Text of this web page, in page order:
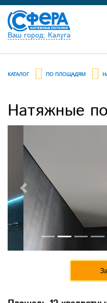
Ваш город: Калуга
КАТАЛОГ ПО ПЛОЩАДЯМ
Натяжные
Previous